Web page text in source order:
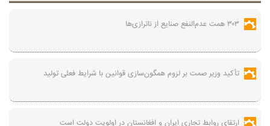
۳۰۳ همت عدم‌النفع صنایع از ناترازی‌ها
تأکید وزیر صمت بر لزوم همگون‌سازی قوانین با شرایط فعلی تولید
ارتقای روابط تجاری ایران و افغانستان در اولویت دولت است